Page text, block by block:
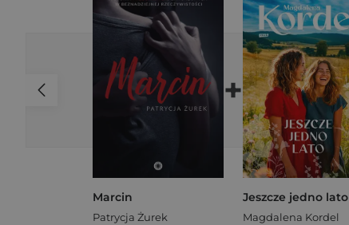
Marcin
Patrycja Żurek
+
Jeszcze jedno lato
Magdalena Kordel